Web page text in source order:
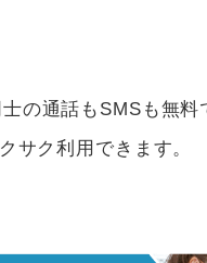
の通話もSMSも無料
サク利用できます。